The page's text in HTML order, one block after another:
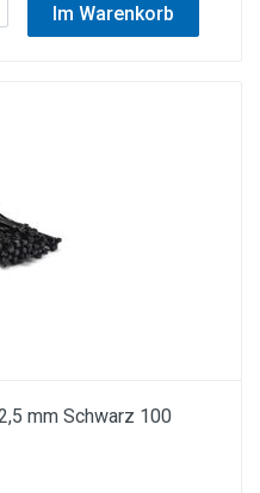
Im Warenkorb
mm Schwarz 100